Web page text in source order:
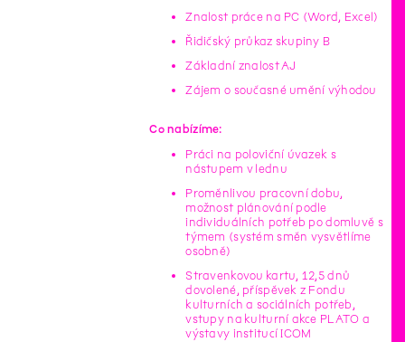
Znalost práce na PC (Word, Excel)
Řidičský průkaz skupiny B
Základní znalost AJ
Zájem o současné umění výhodou
Co nabízíme:
Práci na poloviční úvazek s
nástupem v lednu
Proměnlivou pracovní dobu,
možnost plánování podle
individuálních potřeb po domluvě s
týmem (systém směn vysvětlíme
osobně)
Stravenkovou kartu, 12,5 dnů
dovolené, příspěvek z Fondu
kulturních a sociálních potřeb,
vstupy na kulturní akce PLATO a
výstavy institucí ICOM